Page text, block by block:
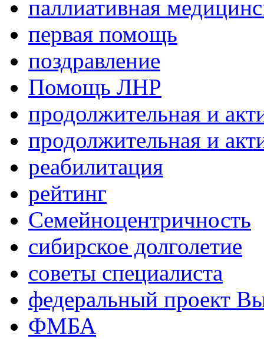
паллиативная
первая помощь
поздравление
Помощь ЛНР
продолжительная и
продолжительная и
реабилитация
рейтинг
Семейноцентричность
сибирское долголетие
советы специалиста
федеральный проект
ФМБА